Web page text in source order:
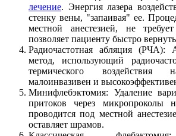
лечение. Энергия лазера
стенку вены, "запаивая" ее.
местной анестезией, не
позволяет пациенту быстро
Радиочастотная абляция
метод, использующий
термического
малоинвазивен и
Минифлебэктомия: Удаление
притоков через микропроколы
проводится под местной
оставляет шрамов.